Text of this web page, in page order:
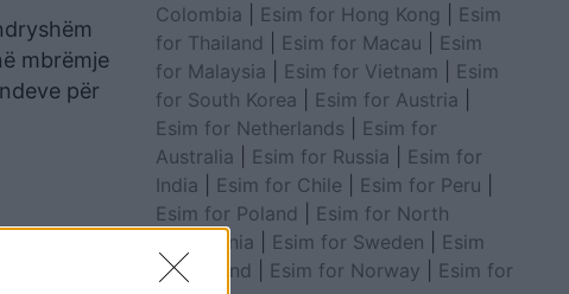
mbrëmje
për
Colombia
Esim for Hong Kong
Esim
for Thailand
Esim for Macau
Esim
for Malaysia
Esim for Vietnam
Esim
for South Korea
Esim for Austria
Esim for Netherlands
Esim for
Australia
Esim for Russia
Esim for
India
Esim for Chile Esim for Peru
Esim for Poland
Esim for North
Macedonia
Esim for Sweden
Esim
for Finland
Esim for Norway
Esim for